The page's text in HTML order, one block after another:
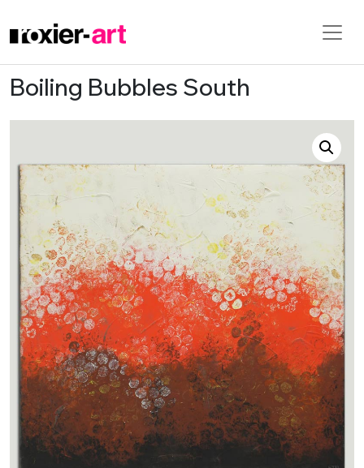
Skip to main content
Boiling Bubbles South